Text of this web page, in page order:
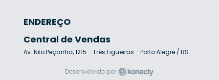
ENDEREÇO
Central de Vendas
Av. Nilo Peçanha, 1215 - Três Figueiras - Porto Alegre / RS
Desenvolvido por